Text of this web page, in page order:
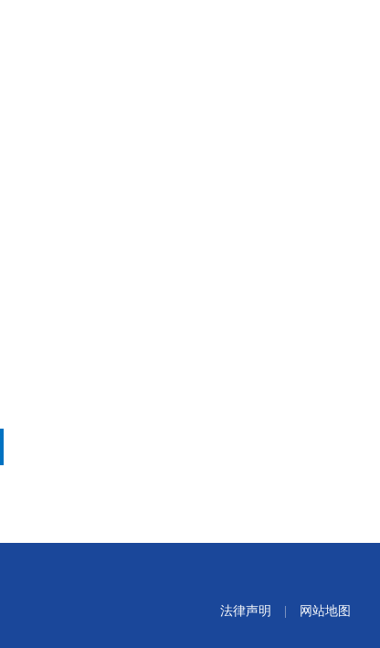
法律声明 网站地图